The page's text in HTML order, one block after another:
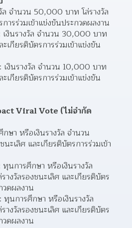
ล จำนวน 50,000 บาท โล่รางวัล
ารร่วมเข้าแข่งขันประกวดผลงาน
งินรางวัล จำนวน 30,000 บาท
ะเกียรติบัตรการร่วมเข้าแข่งขัน
งินรางวัล จำนวน 10,000 บาท
ะเกียรติบัตรการร่วมเข้าแข่งขัน
Viral Vote (ไม่จำกัด
ษา หรือเงินรางวัล จำนวน
ะเลิศ และเกียรติบัตรการร่วมเข้า
นการศึกษา หรือเงินรางวัล
งวัลรองชนะเลิศ และเกียรติบัตร
วดผลงาน
นการศึกษา หรือเงินรางวัล
งวัลรองชนะเลิศ และเกียรติบัตร
วดผลงาน